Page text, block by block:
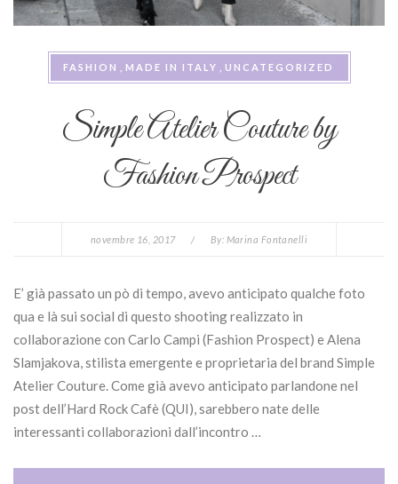
FASHION MADE IN ITALY UNCATEGORIZED
Simple Atelier Couture by
Fashion Prospect
novembre 16, 2017 / By: Marina Fontanelli
E’ già passato un pò di tempo, avevo anticipato qualche foto
qua e là sui social di questo shooting realizzato in
collaborazione con Carlo Campi (Fashion Prospect) e Alena
Slamjakova, stilista emergente e proprietaria del brand Simple
Atelier Couture. Come già avevo anticipato parlandone nel
post dell’Hard Rock Cafè (QUI), sarebbero nate delle
interessanti collaborazioni dall’incontro …